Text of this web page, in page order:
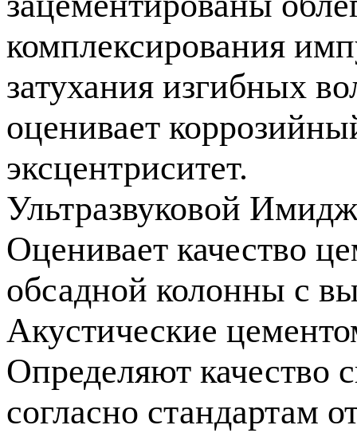
комплексирования
затухания изгибных
оценивает
эксцентриситет.
Ультразвуковой
Оценивает качество
обсадной колонны с
Акустические
Определяют качество
согласно стандартам